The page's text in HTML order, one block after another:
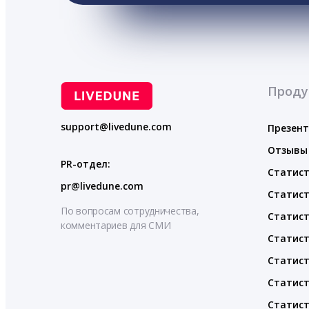
support@livedune.com
PR-отдел:
pr@livedune.com
По вопросам сотрудничества,
комментариев для СМИ
Отзывы